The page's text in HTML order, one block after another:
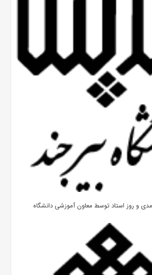
و روز استاد توسط معاون آموزشی دانشگاه